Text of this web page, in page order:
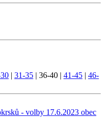
31-35 36-40 41-45
46-
- volby 17.6.2023 obec